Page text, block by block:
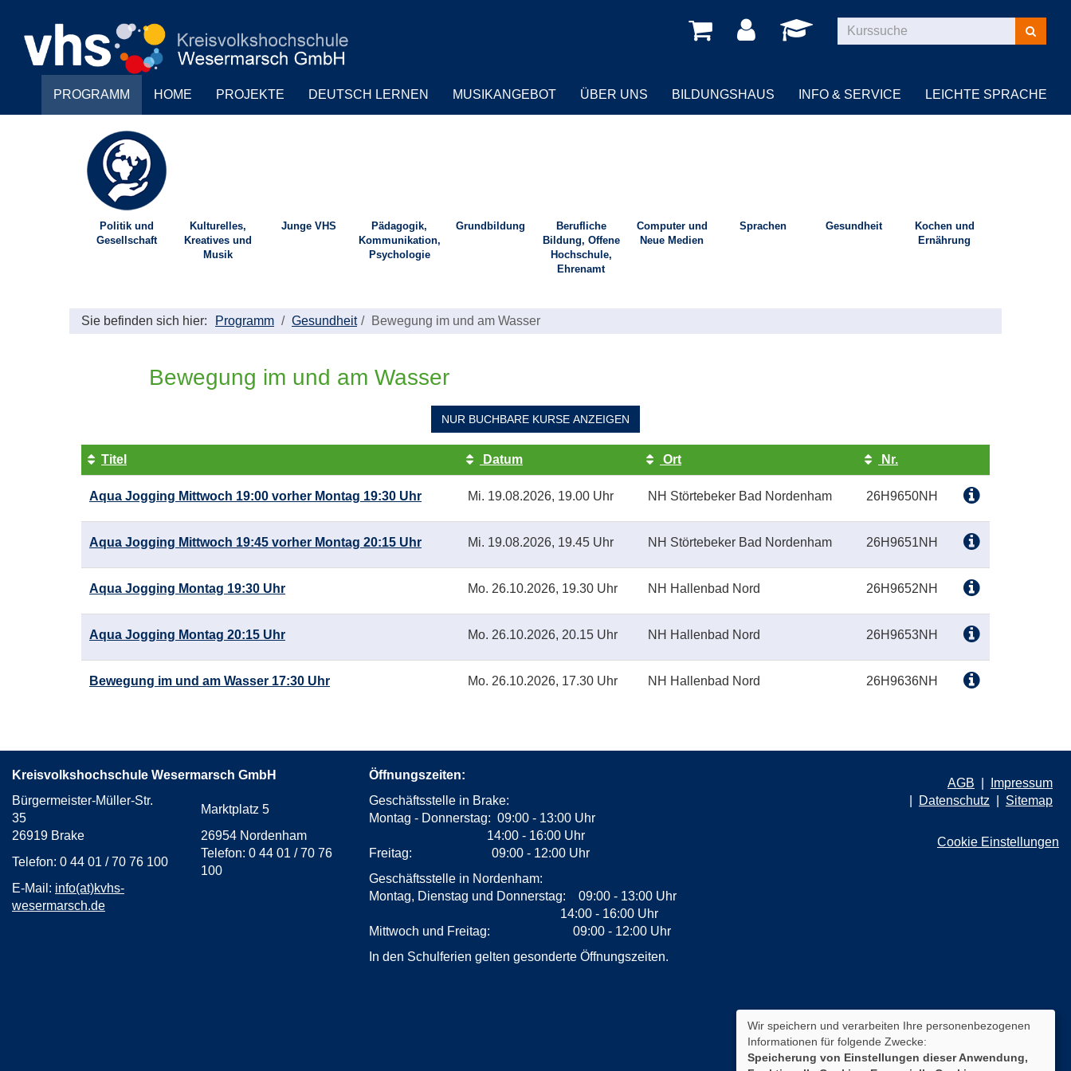
Kurse
suchen
PROGRAMM HOME PROJEKTE DEUTSCH LERNEN MUSIKANGEBOT ÜBER UNS BILDUNGSHAUS INFO & SERVICE LEICHTE SPRACHE
Politik und
Gesellschaft
Kulturelles,
Kreatives und
Musik
Junge VHS
Pädagogik,
Kommunikation,
Psychologie
Grundbildung
Berufliche
Bildung, Offene
Hochschule,
Ehrenamt
Computer und
Neue Medien
Sprachen Gesundheit
Kochen und
Ernährung
Sie befinden sich hier: Programm Gesundheit Bewegung im und am Wasser
Bewegung im und am Wasser
NUR BUCHBARE KURSE ANZEIGEN
Tabellenüberschriften
sortiert
werden.
Titel Datum Ort
Nr.
Kursstatus
Aqua Jogging Mittwoch 19:00 vorher Montag 19:30 Uhr
Mi. 19.08.2026, 19.00 Uhr NH Störtebeker Bad Nordenham 26H9650NH
Aqua Jogging Mittwoch 19:45 vorher Montag 20:15 Uhr Mi. 19.08.2026, 19.45 Uhr NH Störtebeker Bad Nordenham 26H9651NH
Aqua Jogging Montag 19:30 Uhr Mo. 26.10.2026, 19.30 Uhr NH Hallenbad Nord 26H9652NH
Aqua Jogging Montag 20:15 Uhr Mo. 26.10.2026, 20.15 Uhr NH Hallenbad Nord 26H9653NH
Bewegung im und am Wasser 17:30 Uhr Mo. 26.10.2026, 17.30 Uhr NH Hallenbad Nord 26H9636NH
Kreisvolkshochschule Wesermarsch GmbH
Bürgermeister-Müller-Str.
35
Marktplatz 5
26919 Brake
26954 Nordenham
Telefon: 0 44 01 / 70 76 100
Telefon: 0 44 01 / 70 76
100
E-Mail: info(at)kvhs-
wesermarsch.de
Öffnungszeiten:
Geschäftsstelle in Brake:
Montag - Donnerstag: 09:00 - 13:00 Uhr
14:00 - 16:00 Uhr
Freitag: 09:00 - 12:00 Uhr
Geschäftsstelle in Nordenham:
Montag, Dienstag und Donnerstag: 09:00 - 13:00 Uhr
14:00 - 16:00 Uhr
Mittwoch und Freitag: 09:00 - 12:00 Uhr
In den Schulferien gelten gesonderte Öffnungszeiten.
AGB
Impressum
Datenschutz
Sitemap
Cookie Einstellungen
Wir speichern und verarbeiten Ihre personenbezogenen
Informationen für folgende Zwecke:
Speicherung von Einstellungen dieser Anwendung,